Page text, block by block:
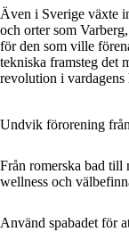
Även i Sverige växte
och orter som
för den som ville
tekniska framsteg det
revolution i
Undvik förorening
Från romerska bad till
wellness och
Använd spabadet för